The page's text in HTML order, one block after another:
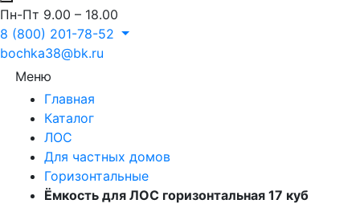
Пн-Пт 9.00 – 18.00
8 (800) 201-78-52
bochka38@bk.ru
Меню
Главная
Каталог
ЛОС
Для частных домов
Горизонтальные
Ёмкость для ЛОС горизонтальная 17 куб